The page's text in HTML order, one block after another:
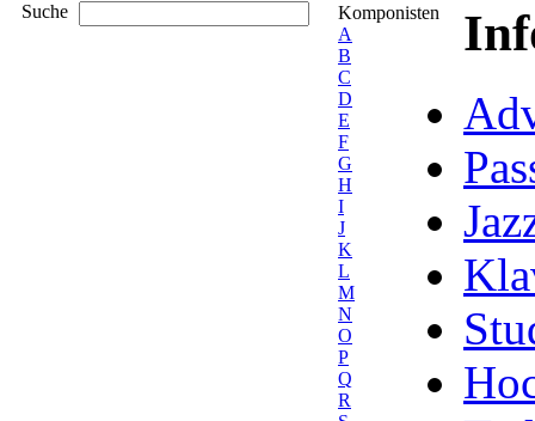
Suche
Komponisten
A
B
C
D
E
F
G
H
I
J
K
L
M
N
O
P
Q
R